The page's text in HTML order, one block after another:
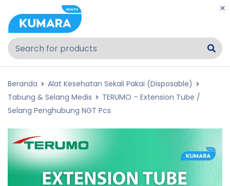
Beranda
Alat Kesehatan Sekali Pakai (Disposable)
Tabung & Selang Medis
TERUMO – Extension Tube /
Selang Penghubung NGT Pcs